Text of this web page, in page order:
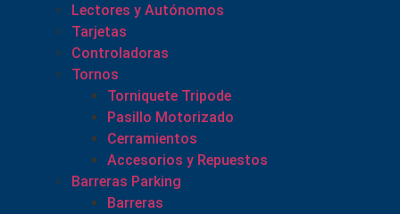
Lectores y Autónomos
Tarjetas
Controladoras
Tornos
Torniquete Tripode
Pasillo Motorizado
Cerramientos
Accesorios y Repuestos
Barreras Parking
Barreras